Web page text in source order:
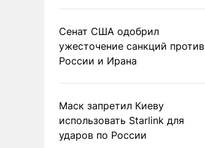
Сенат США одобрил
ужесточение санкций против
России и Ирана
Маск запретил Киеву
использовать Starlink для
ударов по России